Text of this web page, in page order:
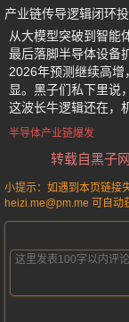
产业链传导逻辑闭环
从大模型突破到智能
最后落脚半导体设备
2026年预测继续高增
显。黑子们私下里说
这波长牛逻辑还在，
半导体产业链爆发
转载自黑子
小提示：如遇到本页链接
heizi.me@pm.me 可自动